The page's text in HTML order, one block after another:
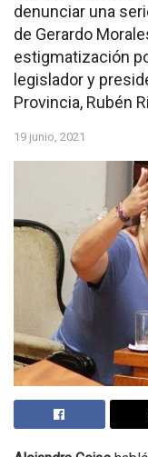
denunciar una
de Gerardo
estigmatización
legislador y
Provincia, Rubén
19 junio, 2021